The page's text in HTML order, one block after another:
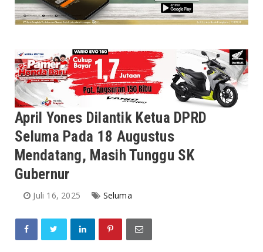
April Yones Dilantik Ketua DPRD
Seluma Pada 18 Augustus
Mendatang, Masih Tunggu SK
Gubernur
Juli 16, 2025 Seluma